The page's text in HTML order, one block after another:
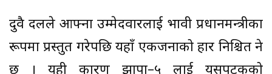
दुवै दलले आफ्ना उम्मेदवारलाई भावी प्रधानमन्त्रीका
रूपमा प्रस्तुत गरेपछि यहाँ एकजनाको हार निश्चित हुने